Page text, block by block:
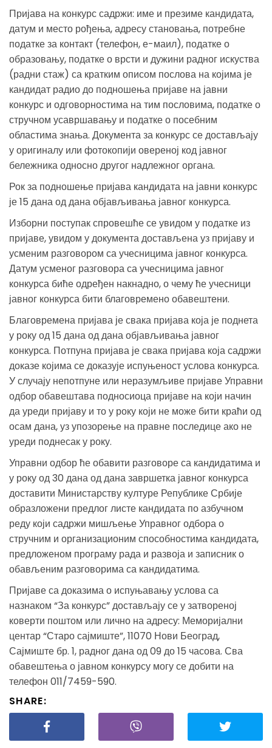
Пријава на конкурс садржи: име и презиме кандидата,
датум и место рођења, адресу становања, потребне
податке за контакт (телефон, е-маил), податке о
образовању, податке о врсти и дужини радног искуства
(радни стаж) са кратким описом послова на којима је
кандидат радио до подношења пријаве на јавни
конкурс и одговорностима на тим пословима, податке о
стручном усавршавању и податке о посебним
областима знања. Документа за конкурс се достављају
у оригиналу или фотокопији овереној код јавног
бележника односно другог надлежног органа.
Рок за подношење пријава кандидата на јавни конкурс
је 15 дана од дана објављивања јавног конкурса.
Изборни поступак спровешће се увидом у податке из
пријаве, увидом у документа достављена уз пријаву и
усменим разговором са учесницима јавног конкурса.
Датум усменог разговора са учесницима јавног
конкурса биће одређен накнадно, о чему ће учесници
јавног конкурса бити благовремено обавештени.
Благовремена пријава је свака пријава која је поднета
у року од 15 дана од дана објављивања јавног
конкурса. Потпуна пријава је свака пријава која садржи
доказе којима се доказује испуњеност услова конкурса.
У случају непотпуне или неразумљиве пријаве Управни
одбор обавештава подносиоца пријаве на који начин
да уреди пријаву и то у року који не може бити краћи од
осам дана, уз упозорење на правне последице ако не
уреди поднесак у року.
Управни одбор ће обавити разговоре са кандидатима и
у року од 30 дана од дана завршетка јавног конкурса
доставити Министарству културе Републике Србије
образложени предлог листе кандидата по азбучном
реду који садржи мишљење Управног одбора о
стручним и организационим способностима кандидата,
предложеном програму рада и развоја и записник о
обављеним разговорима са кандидатима.
Пријаве са доказима о испуњавању услова са
назнаком “За конкурс” достављају се у затвореној
коверти поштом или лично на адресу: Меморијални
центар “Старо сајмиште”, 11070 Нови Београд,
Сајмиште бр. 1, радног дана од 09 до 15 часова. Сва
обавештења о јавном конкурсу могу се добити на
телефон 011/7459-590.
SHARE: